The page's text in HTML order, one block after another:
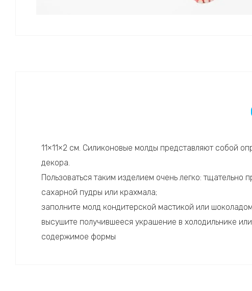
11×11×2 см. Силиконовые молды представляют собой
декора.
Пользоваться таким изделием очень легко:
сахарной пудры или крахмала;
заполните молд кондитерской мастикой или
высушите получившееся украшение в холодильнике
содержимое формы